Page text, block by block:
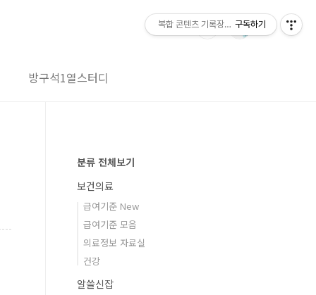
방구석1열스터디
분류 전체보기
보건의료
급여기준 New
급여기준 모음
의료정보 자료실
건강
알쓸신잡
복합 콘텐츠 기록장-wwplace.net
구독하기